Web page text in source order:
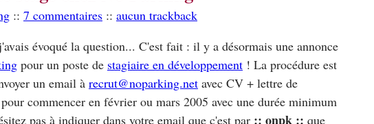
:: 7 commentaires :: aucun trackback
évoqué la question... C'est fait : il y a désormais une annonce
pour un poste de stagiaire en développement ! La procédure est
un email à recrut@noparking.net avec CV + lettre de
commencer en février ou mars 2005 avec une durée minimum
pas à indiquer dans votre email que c'est par :: onpk :: que